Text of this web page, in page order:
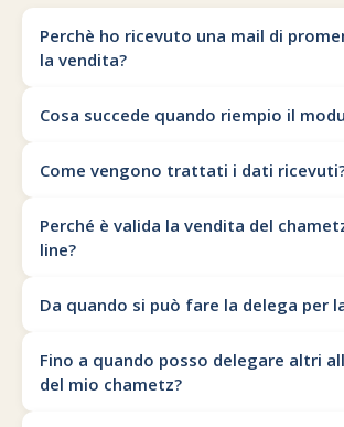
Filosofia e
Momenti di Torah
Vendita del
Cucina tipica
Perle dal Talmud
Umorismo e
10
Aspetti di vita ebraica
Storia millenaria
Personaggi celebri
La Legge Orale
Partecipa
Mangiare casher
Turismo in Italia
Parliamone
Perchè ho ricevuto una mail di
la vendita?
Cosa succede quando riempio il
Come vengono trattati i dati
Perché è valida la vendita del
line?
Da quando si può fare la delega per
Fino a quando posso delegare altri
del mio chametz?